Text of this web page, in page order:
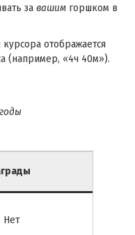
за вашим горшком в
отображается
(например, «4ч 40м»).
Нет